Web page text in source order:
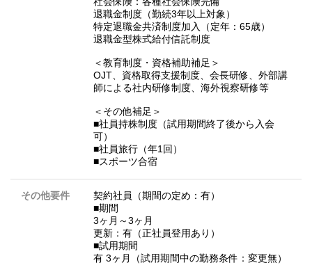
退職金制度（勤続3年以上対象）
特定退職金共済制度加入（定年：65歳）
退職金型株式給付信託制度
＜教育制度・資格補助補足＞
OJT、資格取得支援制度、会長研修、外部講
師による社内研修制度、海外視察研修等
＜その他補足＞
■社員持株制度（試用期間終了後から入会
可）
■社員旅行（年1回）
■スポーツ合宿
その他要件
契約社員（期間の定め：有）
■期間
3ヶ月～3ヶ月
更新：有（正社員登用あり）
■試用期間
有 3ヶ月（試用期間中の勤務条件：変更無）